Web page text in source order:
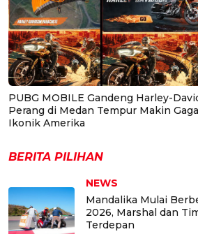
PUBG MOBILE Gandeng Harley-
Perang di Medan Tempur Makin
Ikonik Amerika
BERITA PILIHAN
NEWS
Mandalika Mulai
2026, Marshal dan
Terdepan